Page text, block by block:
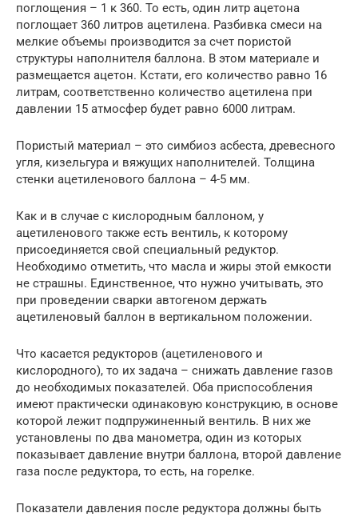
поглощения – 1 к 360. То есть, один литр ацетона
поглощает 360 литров ацетилена. Разбивка смеси на
мелкие объемы производится за счет пористой
структуры наполнителя баллона. В этом материале и
размещается ацетон. Кстати, его количество равно 16
литрам, соответственно количество ацетилена при
давлении 15 атмосфер будет равно 6000 литрам.
Пористый материал – это симбиоз асбеста, древесного
угля, кизельгура и вяжущих наполнителей. Толщина
стенки ацетиленового баллона – 4-5 мм.
Как и в случае с кислородным баллоном, у
ацетиленового также есть вентиль, к которому
присоединяется свой специальный редуктор.
Необходимо отметить, что масла и жиры этой емкости
не страшны. Единственное, что нужно учитывать, это
при проведении сварки автогеном держать
ацетиленовый баллон в вертикальном положении.
Что касается редукторов (ацетиленового и
кислородного), то их задача – снижать давление газов
до необходимых показателей. Оба приспособления
имеют практически одинаковую конструкцию, в основе
которой лежит подпружиненный вентиль. В них же
установлены по два манометра, один из которых
показывает давление внутри баллона, второй давление
газа после редуктора, то есть, на горелке.
Показатели давления после редуктора должны быть